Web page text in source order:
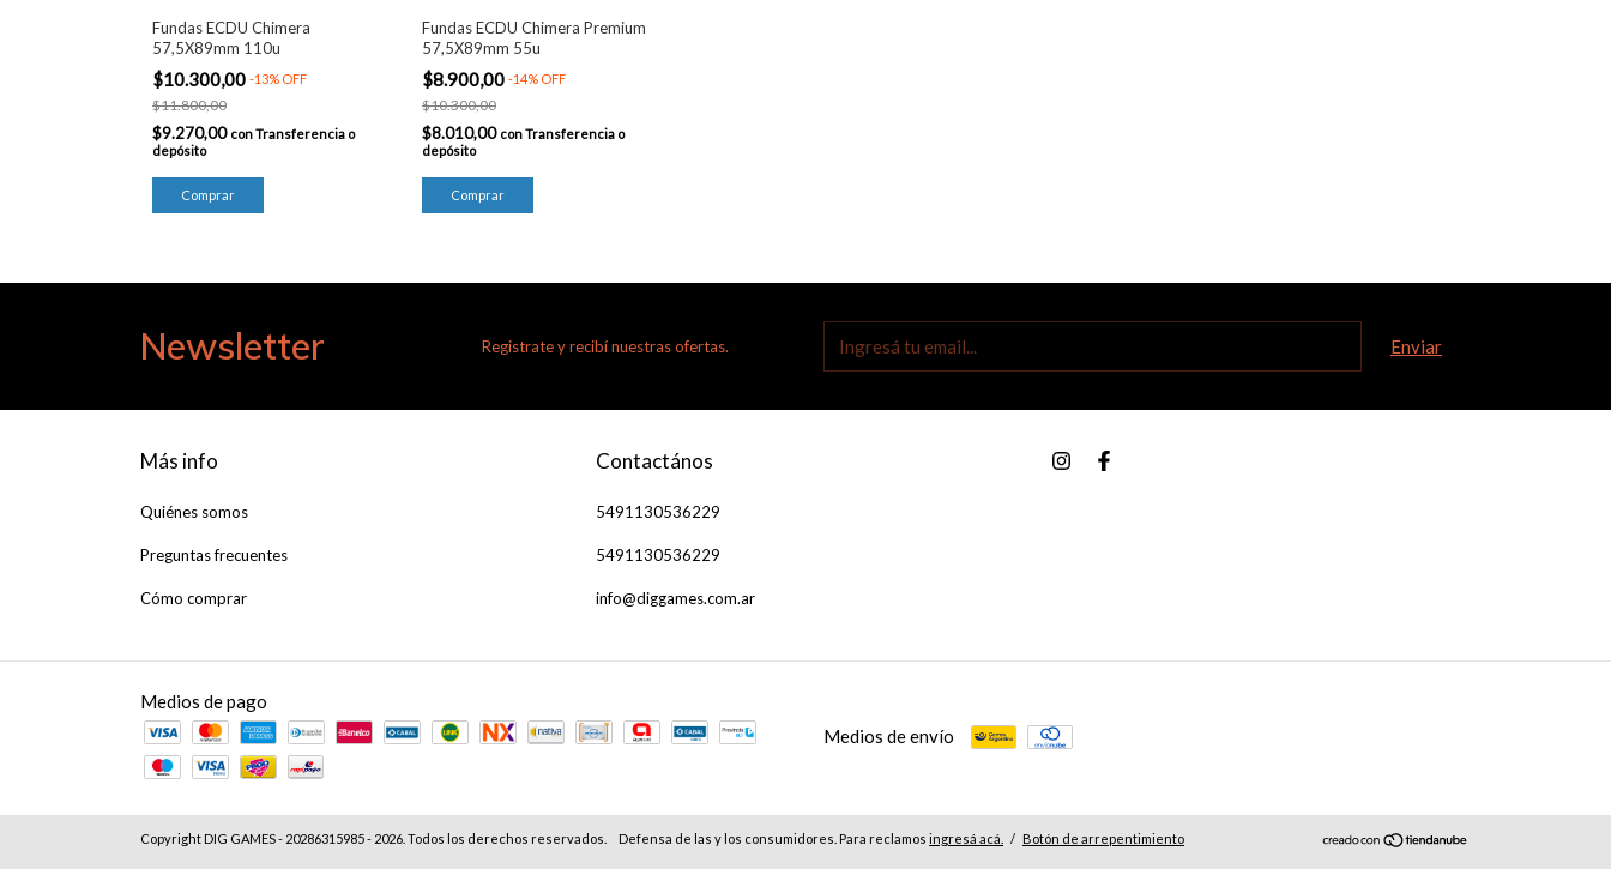
Fundas ECDU Chimera
57,5X89mm 110u
$10.300,00 -13% OFF
$11.800,00
$9.270,00 conTransferencia o
depósito
Fundas ECDU Chimera Premium
57,5X89mm 55u
$8.900,00 -14% OFF
$10.300,00
$8.010,00 conTransferencia o
depósito
Newsletter Registrate y recibí nuestras ofertas.
Más info
Quiénes somos
Preguntas frecuentes
Cómo comprar
Contactános
5491130536229
5491130536229
info@diggames.com.ar
Medios de pago
Medios de envío
Copyright DIG GAMES - 20286315985 - 2026. Todos los derechos reservados. Defensa de las y los consumidores. Para reclamos ingresá acá. / Botón de arrepentimiento